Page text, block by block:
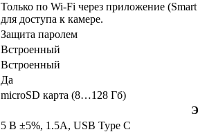
Только по Wi-Fi через приложение
для доступа к камере.
Защита паролем
Встроенный
Встроенный
Да
microSD карта (8…128 Гб)
5 В ±5%, 1.5A, USB Type C